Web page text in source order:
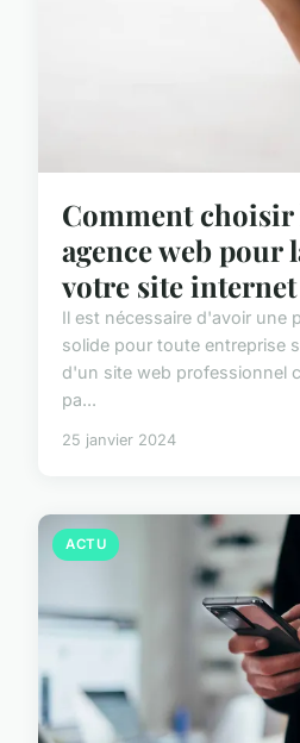
Comment
agence web pour
votre site internet
Il est nécessaire d'avoir une
solide pour toute entreprise
d'un site web professionnel
pa...
25 janvier 2024
ACTU